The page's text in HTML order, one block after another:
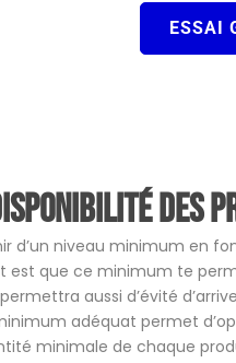
ESSAI
des
d’un niveau minimum en
est que ce minimum te
aussi d’évité
adéquat permet
minimale de chaque